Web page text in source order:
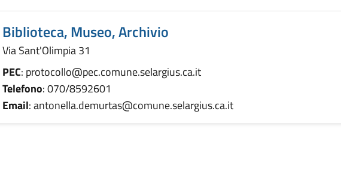
Biblioteca, Museo, Archivio
Via Sant'Olimpia 31
PEC: protocollo@pec.comune.selargius.ca.it
Telefono: 070/8592601
Email: antonella.demurtas@comune.selargius.ca.it